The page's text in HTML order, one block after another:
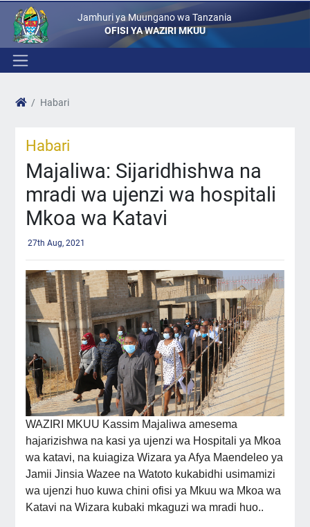
Jamhuri ya Muungano wa Tanzania
OFISI YA WAZIRI MKUU
Habari
Habari
Majaliwa: Sijaridhishwa na
mradi wa ujenzi wa hospitali
Mkoa wa Katavi
27th Aug, 2021
WAZIRI MKUU Kassim Majaliwa amesema
hajarizishwa na kasi ya ujenzi wa Hospitali ya Mkoa
wa katavi, na kuiagiza Wizara ya Afya Maendeleo ya
Jamii Jinsia Wazee na Watoto kukabidhi usimamizi
wa ujenzi huo kuwa chini ofisi ya Mkuu wa Mkoa wa
Katavi na Wizara kubaki mkaguzi wa mradi huo..